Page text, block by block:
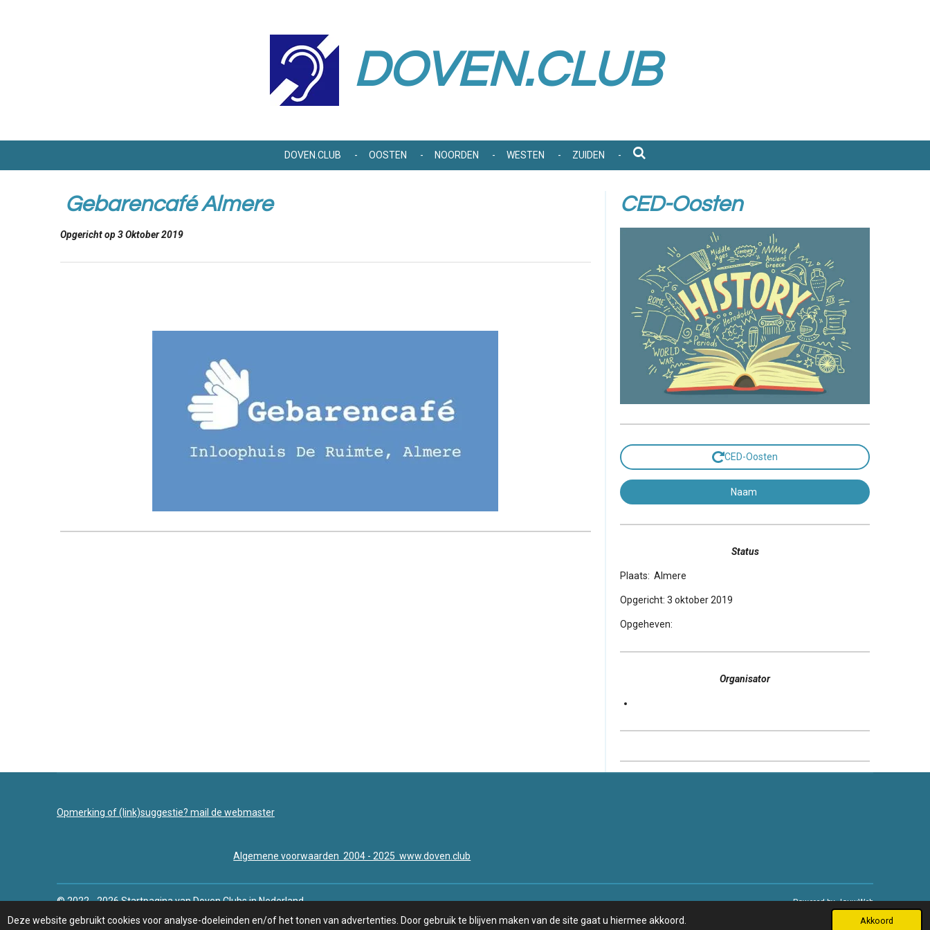
Deze website gebruikt cookies voor analyse-doeleinden en/of het tonen van advertenties. Door gebruik te blijven maken van de site gaat u hiermee akkoord. Akkoord
DOVEN.CLUB
DOVEN.CLUB OOSTEN NOORDEN WESTEN ZUIDEN
Gebarencafé Almere
Opgericht op 3 Oktober 2019
CED-Oosten
CED-Oosten
Naam
Status
Plaats: Almere
Opgericht: 3 oktober 2019
Opgeheven:
Organisator
Opmerking of (link)suggestie? mail de webmaster
Algemene voorwaarden 2004 - 2025 www.doven.club
© 2022 - 2026 Startpagina van Doven Clubs in Nederland Powered byJouwWeb